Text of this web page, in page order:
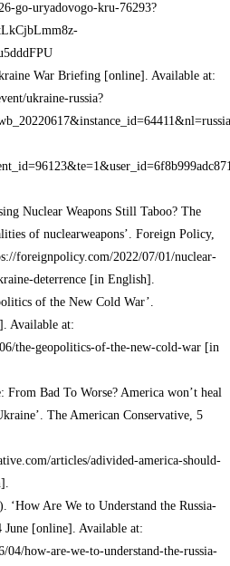
go-uryadovogo-kru-76293?
War Briefing [online]. Available at:
ukraine-russia?
Nuclear Weapons Still Taboo? The
of nuclearweapons’. Foreign Policy,
foreignpolicy.com/2022/07/01/nuclear-
deterrence [in English].
of the New Cold War’.
Available at:
the-geopolitics-of-the-new-cold-war [in
Bad To Worse? America won’t heal
The American Conservative, 5
articles/adivided-america-should-
Are We to Understand the Russia-
June [online]. Available at:
04/how-are-we-to-understand-the-russia-